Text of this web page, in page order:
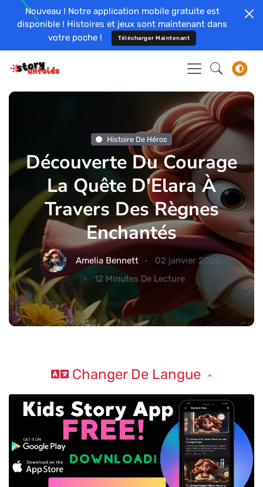
Nouveau ! Notre application mobile gratuite est
disponible ! Histoires et jeux sont maintenant dans
votre poche !
Télécharger Maintenant
Histoire De Héros
Découverte Du Courage
La Quête D'Elara À
Travers Des Règnes
Enchantés
Amelia Bennett
02 janvier 2025
12 Minutes De Lecture
Changer De Langue